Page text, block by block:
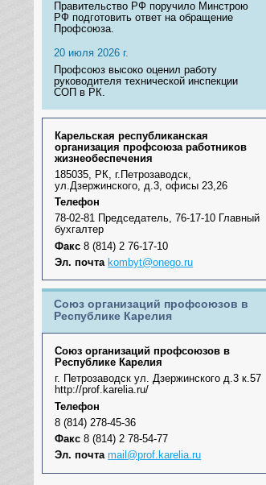
Правительство РФ поручило Минстрою
РФ подготовить ответ на обращение
Профсоюза.
20 июля 2026 г.
Профсоюз высоко оценил работу
руководителя технической инспекции
СОП в РК.
Карельская республиканская
организация профсоюза работников
жизнеобеспечения
185035, РК, г.Петрозаводск,
ул.Дзержинского, д.3, офисы 23,26
Телефон
78-02-81 Председатель, 76-17-10 Главный
бухгалтер
Факс 8 (814) 2 76-17-10
Эл. почта kombyt@onego.ru
Союз организаций профсоюзов в
Республике Карелия
Союз организаций профсоюзов в
Республике Карелия
г. Петрозаводск ул. Дзержинского д.3 к.57
http://prof.karelia.ru/
Телефон
8 (814) 278-45-36
Факс 8 (814) 2 78-54-77
Эл. почта mail@prof.karelia.ru